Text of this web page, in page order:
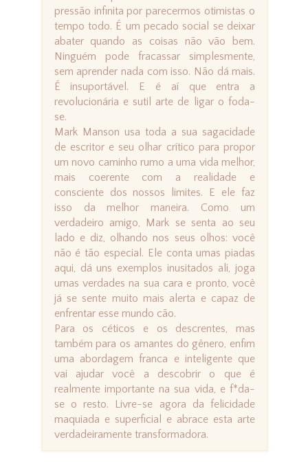
pressão infinita por parecermos otimistas o
tempo todo. É um pecado social se deixar
abater quando as coisas não vão bem.
Ninguém pode fracassar simplesmente,
sem aprender nada com isso. Não dá mais.
É insuportável. E é aí que entra a
revolucionária e sutil arte de ligar o foda-
se.
Mark Manson usa toda a sua sagacidade
de escritor e seu olhar crítico para propor
um novo caminho rumo a uma vida melhor,
mais coerente com a realidade e
consciente dos nossos limites. E ele faz
isso da melhor maneira. Como um
verdadeiro amigo, Mark se senta ao seu
lado e diz, olhando nos seus olhos: você
não é tão especial. Ele conta umas piadas
aqui, dá uns exemplos inusitados ali, joga
umas verdades na sua cara e pronto, você
já se sente muito mais alerta e capaz de
enfrentar esse mundo cão.
Para os céticos e os descrentes, mas
também para os amantes do gênero, enfim
uma abordagem franca e inteligente que
vai ajudar você a descobrir o que é
realmente importante na sua vida, e f*da-
se o resto. Livre-se agora da felicidade
maquiada e superficial e abrace esta arte
verdadeiramente transformadora.